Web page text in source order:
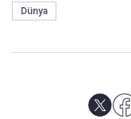
Dünya